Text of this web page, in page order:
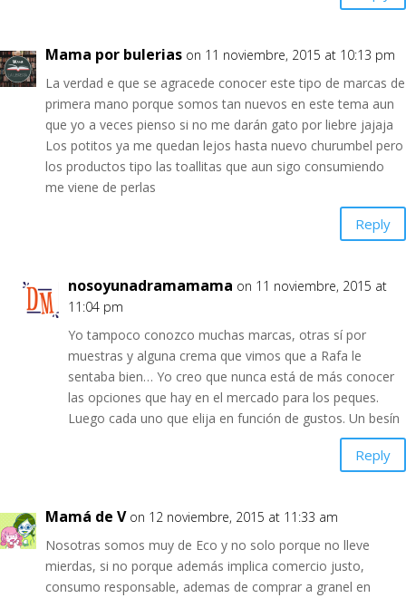
Mama por bulerias on 11 noviembre, 2015 at 10:13 pm
La verdad e que se agracede conocer este tipo de marcas de
primera mano porque somos tan nuevos en este tema aun
que yo a veces pienso si no me darán gato por liebre jajaja
Los potitos ya me quedan lejos hasta nuevo churumbel pero
los productos tipo las toallitas que aun sigo consumiendo
me viene de perlas
Reply
nosoyunadramamama on 11 noviembre, 2015 at
11:04 pm
Yo tampoco conozco muchas marcas, otras sí por
muestras y alguna crema que vimos que a Rafa le
sentaba bien… Yo creo que nunca está de más conocer
las opciones que hay en el mercado para los peques.
Luego cada uno que elija en función de gustos. Un besín
Reply
Mamá de V on 12 noviembre, 2015 at 11:33 am
Nosotras somos muy de Eco y no solo porque no lleve
mierdas, si no porque además implica comercio justo,
consumo responsable, ademas de comprar a granel en